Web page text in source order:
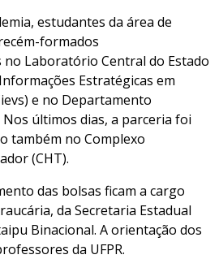
estudantes da área de
formados
no Laboratório Central do Estado
Estratégicas em
) e no Departamento
Nos últimos dias, a parceria foi
também no Complexo
(CHT).
das bolsas ficam a cargo
da Secretaria Estadual
Binacional. A orientação dos
rofessores da UFPR.